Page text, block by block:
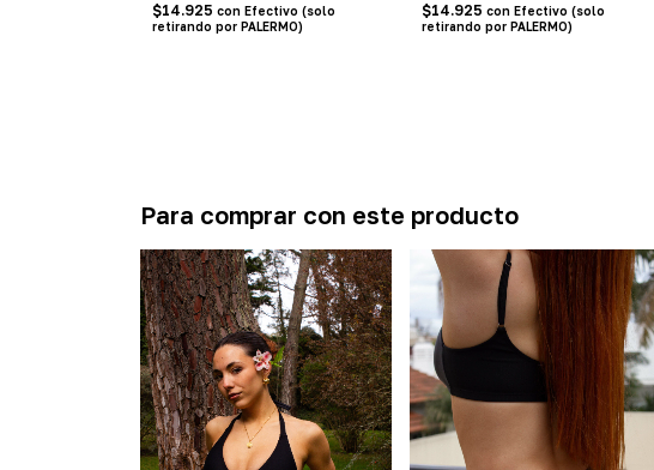
$14.925 con Efectivo (solo
retirando por PALERMO)
$14.925 con Efectivo (solo
retirando por PALERMO)
Para comprar con este producto